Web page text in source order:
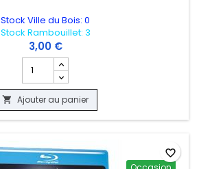
Stock Ville du Bois: 0
Stock Rambouillet: 3
3,00 €
Champ quantité du produit DIE HARD 4
 Ajouter au panier
favorite_border